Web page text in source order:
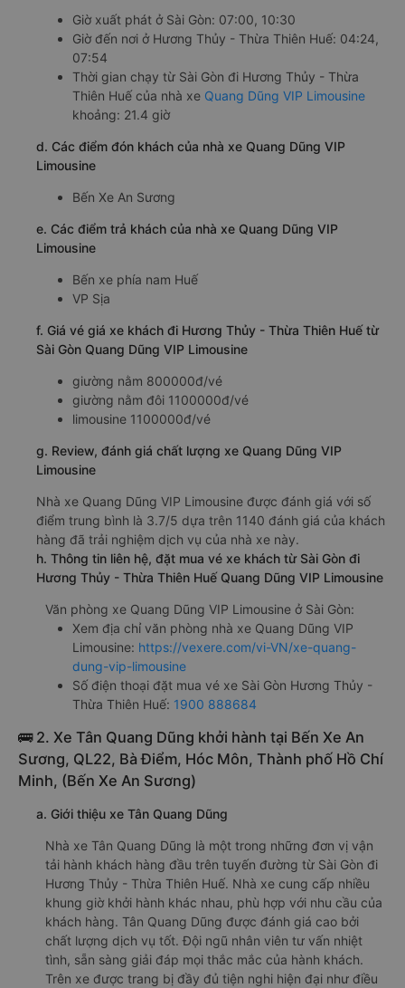
Giờ xuất phát ở Sài Gòn: 07:00, 10:30
Giờ đến nơi ở Hương Thủy - Thừa Thiên Huế: 04:24,
07:54
Thời gian chạy từ Sài Gòn đi Hương Thủy - Thừa
Thiên Huế của nhà xe Quang Dũng VIP Limousine
khoảng: 21.4 giờ
d. Các điểm đón khách của nhà xe Quang Dũng VIP
Limousine
Bến Xe An Sương
e. Các điểm trả khách của nhà xe Quang Dũng VIP
Limousine
Bến xe phía nam Huế
VP Sịa
f. Giá vé giá xe khách đi Hương Thủy - Thừa Thiên Huế từ
Sài Gòn Quang Dũng VIP Limousine
giường nằm 800000đ/vé
giường nằm đôi 1100000đ/vé
limousine 1100000đ/vé
g. Review, đánh giá chất lượng xe Quang Dũng VIP
Limousine
Nhà xe Quang Dũng VIP Limousine được đánh giá với số
điểm trung bình là 3.7/5 dựa trên 1140 đánh giá của khách
hàng đã trải nghiệm dịch vụ của nhà xe này.
h. Thông tin liên hệ, đặt mua vé xe khách từ Sài Gòn đi
Hương Thủy - Thừa Thiên Huế Quang Dũng VIP Limousine
Văn phòng xe Quang Dũng VIP Limousine ở Sài Gòn:
Xem địa chỉ văn phòng nhà xe Quang Dũng VIP
Limousine: https://vexere.com/vi-VN/xe-quang-
dung-vip-limousine
Số điện thoại đặt mua vé xe Sài Gòn Hương Thủy -
Thừa Thiên Huế: 1900 888684
🚌 2. Xe Tân Quang Dũng khởi hành tại Bến Xe An
Sương, QL22, Bà Điểm, Hóc Môn, Thành phố Hồ Chí
Minh, (Bến Xe An Sương)
a. Giới thiệu xe Tân Quang Dũng
Nhà xe Tân Quang Dũng là một trong những đơn vị vận
tải hành khách hàng đầu trên tuyến đường từ Sài Gòn đi
Hương Thủy - Thừa Thiên Huế. Nhà xe cung cấp nhiều
khung giờ khởi hành khác nhau, phù hợp với nhu cầu của
khách hàng. Tân Quang Dũng được đánh giá cao bởi
chất lượng dịch vụ tốt. Đội ngũ nhân viên tư vấn nhiệt
tình, sẵn sàng giải đáp mọi thắc mắc của hành khách.
Trên xe được trang bị đầy đủ tiện nghi hiện đại như điều